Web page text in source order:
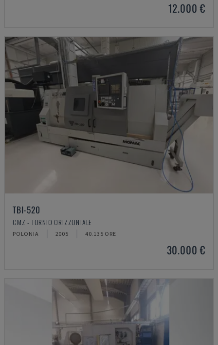
12.000 €
TBI-520
CMZ - TORNIO ORIZZONTALE
POLONIA 2005 40.135 ORE
30.000 €